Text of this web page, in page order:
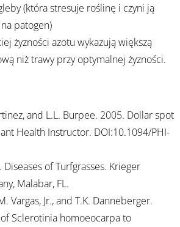
(która stresuje roślinę i czyni ją
patogen)
żyzności azotu wykazują większą
niż trawy przy optymalnej żyzności.
and L.L. Burpee. 2005. Dollar spot
Health Instructor. DOI:10.1094/PHI-
Diseases of Turfgrasses. Krieger
Malabar, FL.
Vargas, Jr., and T.K. Danneberger.
Sclerotinia homoeocarpa to